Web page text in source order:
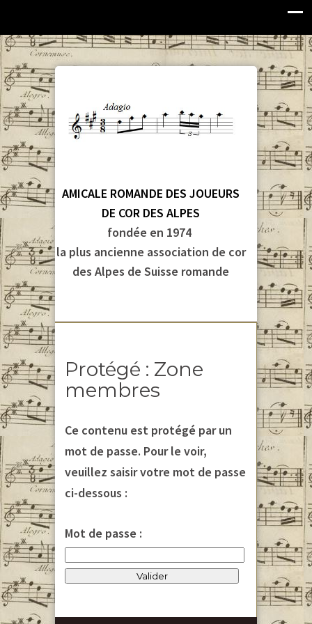
AMICALE ROMANDE DES JOUEURS
DE COR DES ALPES
fondée en 1974
la plus ancienne association de cor
des Alpes de Suisse romande
Protégé : Zone
membres
Ce contenu est protégé par un
mot de passe. Pour le voir,
veuillez saisir votre mot de passe
ci-dessous :
Mot de passe :